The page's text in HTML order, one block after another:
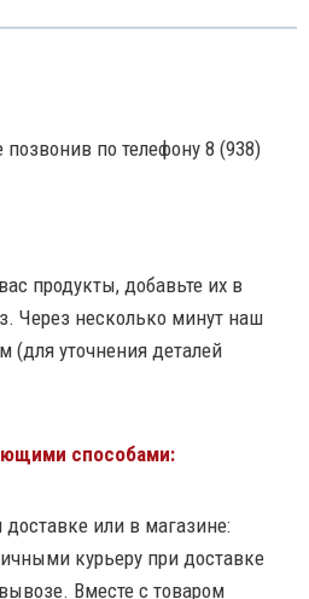
по телефону 8 (938)
продукты, добавьте их в
Через несколько минут наш
(для уточнения деталей
способами:
или в магазине:
курьеру при доставке
Вместе с товаром